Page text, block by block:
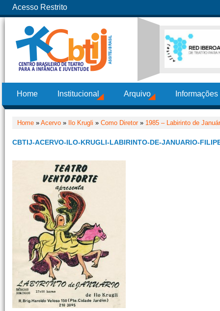
Acesso Restrito
Home Institucional Arquivo
Home » Acervo » Ilo Krugli » Como Diretor» 1985 – Labirinto de
CBTIJ-ACERVO-ILO-KRUGLI-LABIRINTO-DE-JANUARIO-